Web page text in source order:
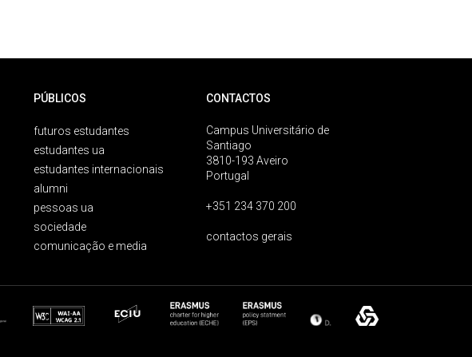
PÚBLICOS
futuros estudantes
estudantes ua
estudantes internacionais
alumni
pessoas ua
sociedade
comunicação e media
CONTACTOS
Campus Universitário de
Santiago
3810-193 Aveiro
Portugal
+351 234 370 200
contactos gerais